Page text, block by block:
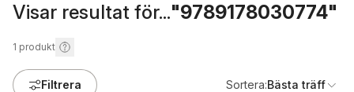
Visar resultat för..."9789178030774"
1 produkt
Filtrera Sortera:Bästa träff